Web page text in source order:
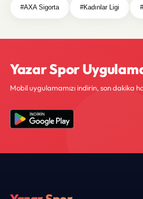
#AXA Sigorta #Kadınlar Ligi
Yazar Spor
Mobil uygulamamızı indirin, son dakika